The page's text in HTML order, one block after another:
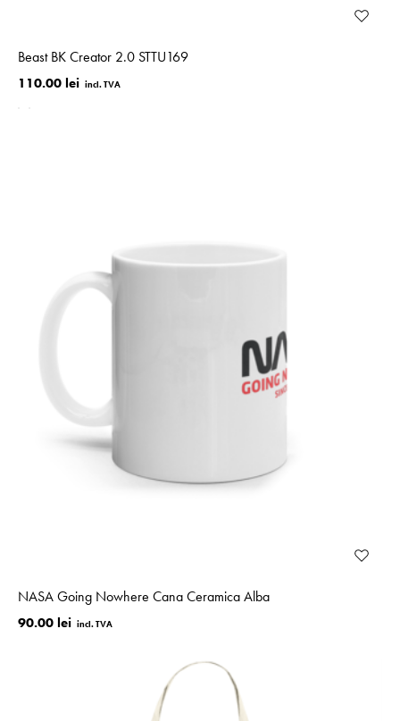
Beast BK Creator 2.0 STTU169
110.00 lei
NASA Going Nowhere Cana Ceramica Alba
90.00 lei